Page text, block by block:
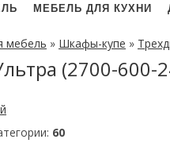
МЕБЕЛЬ ДЛЯ КУХНИ
мебель » Шкафы-купе »
(2700-600-
60